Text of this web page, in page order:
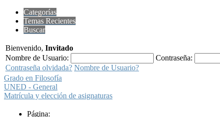
Categorías
Temas Recientes
Buscar
Bienvenido, Invitado
Nombre de Usuario:
Contraseña:
Contraseña olvidada? Nombre de Usuario?
Grado en Filosofía
UNED - General
Matrícula y elección de asignaturas
Página: